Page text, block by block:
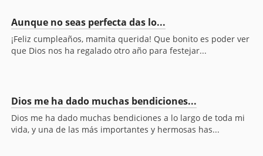
Aunque no seas perfecta das lo...
¡Feliz cumpleaños, mamita querida! Que bonito es poder ver
que Dios nos ha regalado otro año para festejar...
Dios me ha dado muchas bendiciones...
Dios me ha dado muchas bendiciones a lo largo de toda mi
vida, y una de las más importantes y hermosas has...